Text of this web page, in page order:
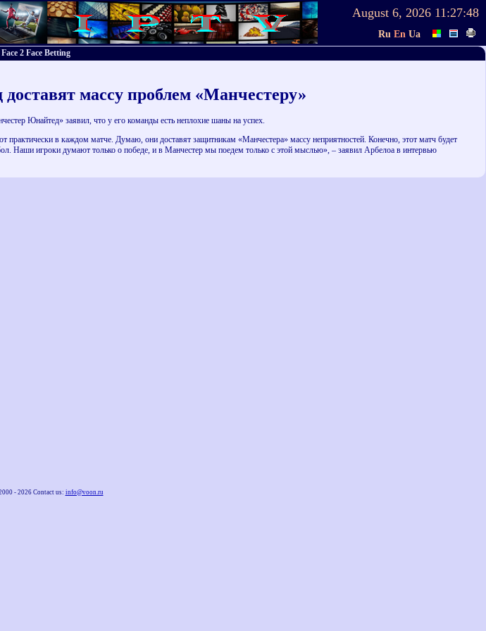
August 6, 2026 11:27:48
Ru En Ua
2 Face Betting
массу проблем «Манчестеру»
Юнайтед» заявил, что у его команды есть неплохие шаны на успех.
в каждом матче. Думаю, они доставят защитникам «Манчестера» массу неприятностей. Конечно, этот матч будет
Наши игроки думают только о победе, и в Манчестер мы поедем только с этой мыслью», – заявил Арбелоа в интервью
- 2026 Contact us: info@voon.ru